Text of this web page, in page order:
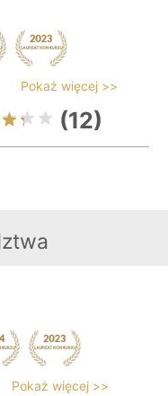
Pokaż więcej >>
(12)
Pokaż więcej >>